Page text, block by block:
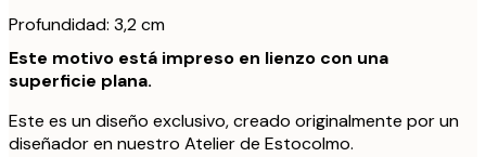
Profundidad: 3,2 cm
Este motivo está impreso en lienzo con una
superficie plana.
Este es un diseño exclusivo, creado originalmente por un
diseñador en nuestro Atelier de Estocolmo.